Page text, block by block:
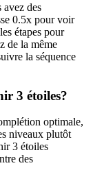
avez des
0.5x pour voir
étapes pour
de la même
la séquence
3 étoiles?
optimale,
niveaux plutôt
3 étoiles
des